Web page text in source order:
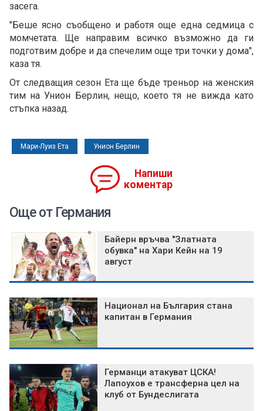
засега.
"Беше ясно съобщено и работя още една седмица с
момчетата. Ще направим всичко възможно да ги
подготвим добре и да спечелим още три точки у дома",
каза тя.
От следващия сезон Ета ще бъде треньор на женския
тим на Унион Берлин, нещо, което тя не вижда като
стъпка назад.
Мари-Луиз Ета Унион Берлин
Напиши
коментар
Още от Германия
Байерн връчва "Златната
обувка" на Хари Кейн на 19
август
Национал на България стана
капитан в Германия
Германци атакуват ЦСКА!
Лапоухов е трансферна цел на
клуб от Бундеслигата